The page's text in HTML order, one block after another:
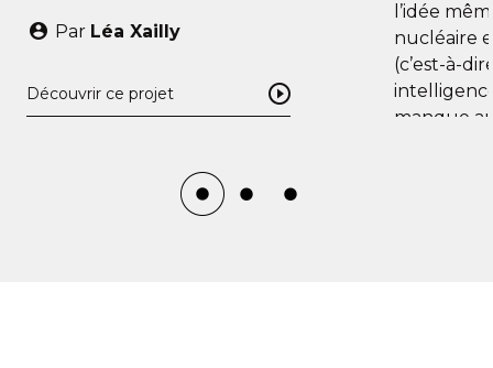
Par Léa Xailly
Découvrir ce projet
l’idée
nucléaire
(c’est-à-
manque